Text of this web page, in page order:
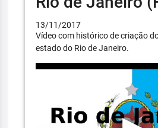
13/11/2017
Vídeo com histórico de criação
estado do Rio de Janeiro.